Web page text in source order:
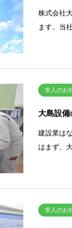
株式会社
ます。当
求人のお
大島設備
建設業は
はまず、
求人のお